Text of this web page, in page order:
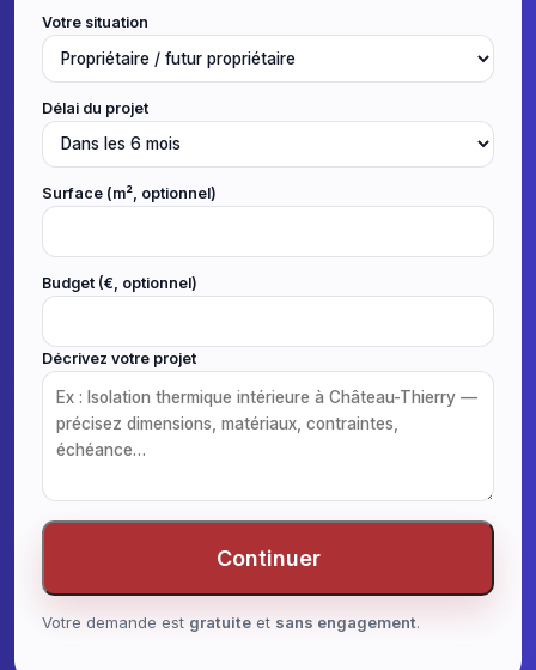
Votre situation
Délai du projet
Surface (m², optionnel)
Budget (€, optionnel)
Décrivez votre projet
Continuer
Votre demande est gratuite et sans engagement.